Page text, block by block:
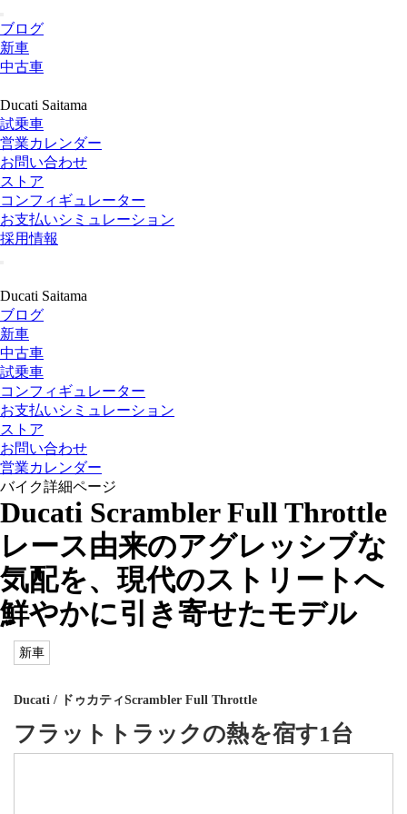
ブログ
新車
中古車
Ducati Saitama
試乗車
営業カレンダー
お問い合わせ
ストア
コンフィギュレーター
お支払いシミュレーション
採用情報
Ducati Saitama
ブログ
新車
中古車
試乗車
コンフィギュレーター
お支払いシミュレーション
ストア
お問い合わせ
営業カレンダー
バイク詳細ページ
Ducati Scrambler Full Throttle
レース由来のアグレッシブな
気配を、現代のストリートへ
鮮やかに引き寄せたモデル
新車
Ducati / ドゥカティScrambler Full Throttle
フラットトラックの熱を宿す1台